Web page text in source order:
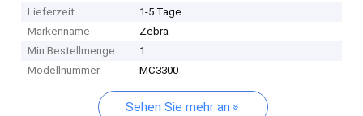
Lieferzeit
1-5 Tage
Markenname
Zebra
Min Bestellmenge
1
Modellnummer
MC3300
Sehen Sie mehr an